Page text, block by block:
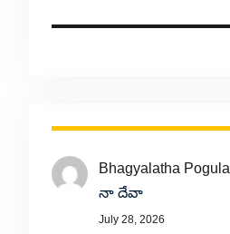
Bhagyalatha Pogula
నా దేవా
July 28, 2026